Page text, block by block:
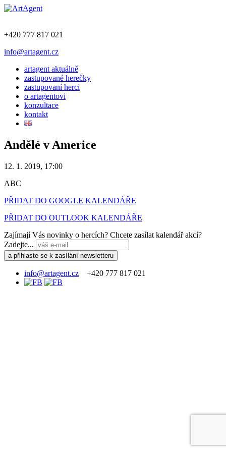
+420 777 817 021
info@artagent.cz
artagent aktuálně
zastupované herečky
zastupovaní herci
o artagentovi
konzultace
kontakt
Andělé v Americe
12. 1. 2019, 17:00
ABC
PŘIDAT DO GOOGLE KALENDÁŘE
PŘIDAT DO OUTLOOK KALENDÁŘE
Zajímají Vás novinky o hercích? Chcete zasílat kalendář akcí?
Zadejte...
info@artagent.cz +420 777 817 021